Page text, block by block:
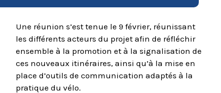
Une réunion s’est tenue le 9 février, réunissant
les différents acteurs du projet afin de réfléchir
ensemble à la promotion et à la signalisation de
ces nouveaux itinéraires, ainsi qu’à la mise en
place d’outils de communication adaptés à la
pratique du vélo.